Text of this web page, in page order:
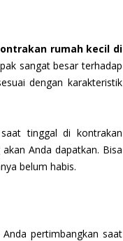
rumah kecil di
sangat besar terhadap
dengan karakteristik
tinggal di kontrakan
Anda dapatkan. Bisa
belum habis.
pertimbangkan saat